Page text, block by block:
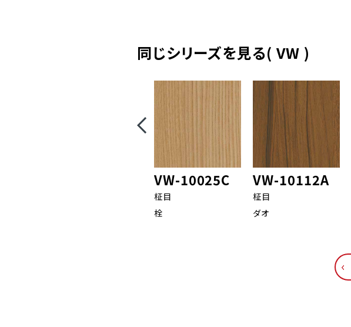
同じシリーズを見る( VW )
VW-10025C
柾目
栓
VW-10112A
柾目
ダオ